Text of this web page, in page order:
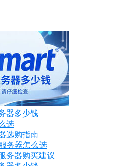
器多少钱
选
选购指南
务器怎么选
务器购买建议